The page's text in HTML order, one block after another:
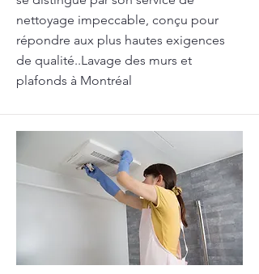
nettoyage impeccable, conçu pour
répondre aux plus hautes exigences
de qualité..Lavage des murs et
plafonds à Montréal